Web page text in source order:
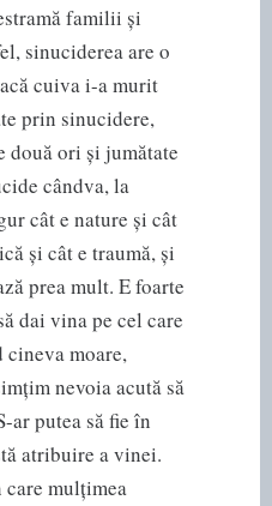
familii și
sinuciderea are o
cuiva i-a murit
prin sinucidere,
două ori și jumătate
cândva, la
cât e nature și cât
și cât e traumă, și
prea mult. E foarte
dai vina pe cel care
cineva moare,
nevoia acută să
ar putea să fie în
atribuire a vinei.
mulțimea